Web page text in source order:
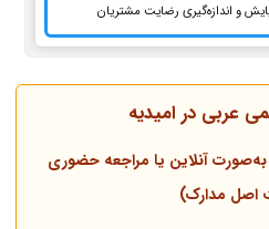
و اندازه‌گیری رضایت مشتریان
عربی در امیدیه
آنلاین یا مراجعه حضوری
اصل مدارک)